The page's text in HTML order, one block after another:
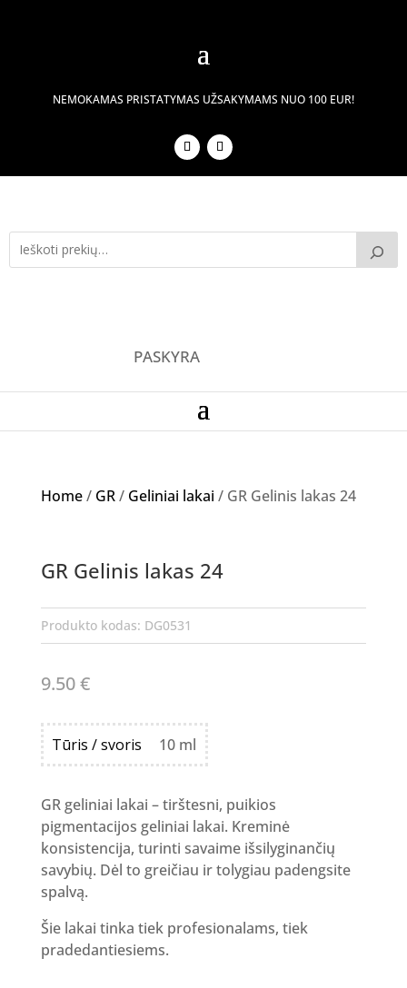
NEMOKAMAS PRISTATYMAS UŽSAKYMAMS NUO 100 EUR!
PASKYRA
Home/ GR/ Geliniai lakai / GR Gelinis lakas 24
GR Gelinis lakas 24
Produkto kodas: DG0531
9.50€
Tūris / svoris 10 ml
GR geliniai lakai – tirštesni, puikios
pigmentacijos geliniai lakai. Kreminė
konsistencija, turinti savaime išsilyginančių
savybių. Dėl to greičiau ir tolygiau padengsite
spalvą.
Šie lakai tinka tiek profesionalams, tiek
pradedantiesiems.